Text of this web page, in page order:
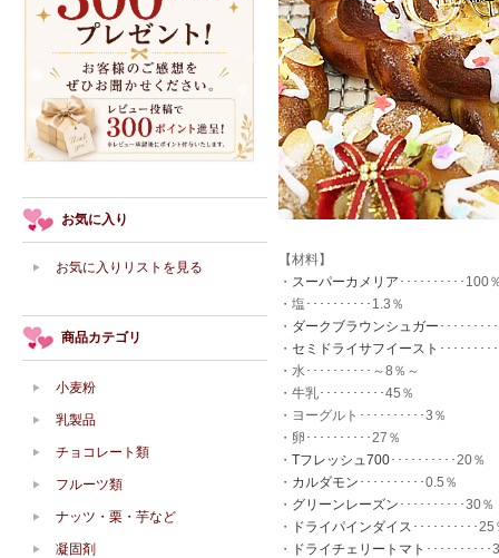
【材料】
・ スーパーカメリア ･･････････100
・塩･･････････1.3％
・ ダークブラウンシュガー ････････
・ セミドライサフイースト ････････
・水･･････････～8％～
・牛乳･･････････45％
・ヨーグルト･･････････3％
・卵･･････････27％
・ Tフレッシュ700･･････････20％
・ カルダモン ･･････････0.5％
・ グリーンレーズン ･･････････30％
・
ドライパインダイス ･･････････25
・
ドライチェリートマト ･･････････
お気に入り
お気に入りリストを見る
商品カテゴリ
小麦粉
乳製品
チョコレート類
フルーツ類
ナッツ・栗・芋など
凝固剤